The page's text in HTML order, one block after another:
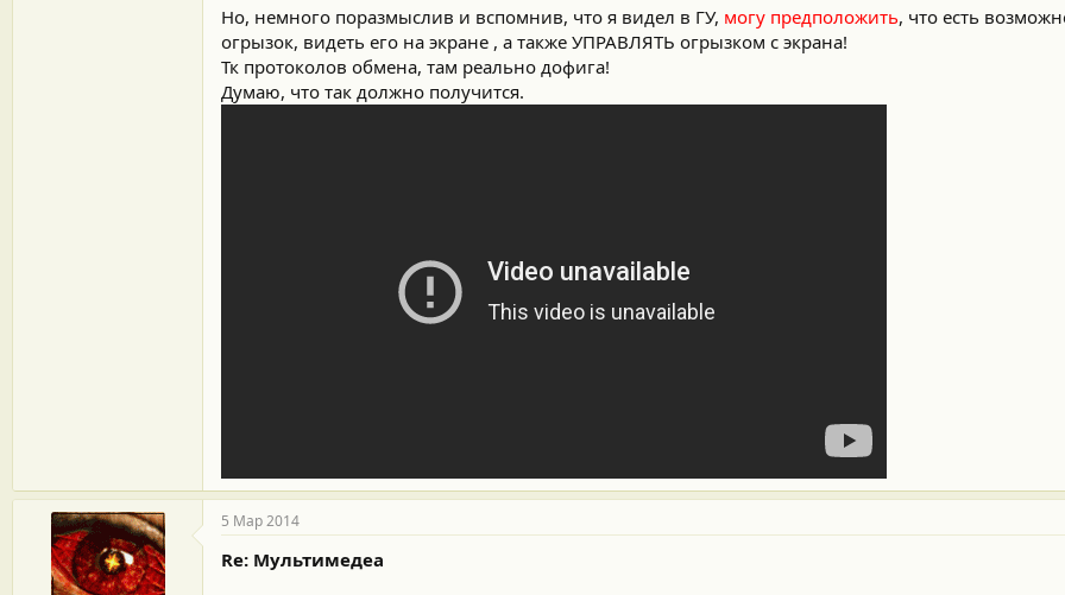
Но, немного поразмыслив и вспомнив, что я видел в ГУ, могу предположить, что есть
огрызок, видеть его на экране , а также УПРАВЛЯТЬ огрызком с экрана!
Тк протоколов обмена, там реально дофига!
Думаю, что так должно получится.
5 Мар 2014
Re: Мультимедеа